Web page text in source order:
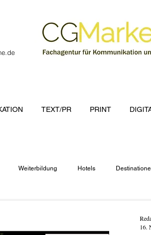
Weiterbildung Hotels
16.
TEXT/PR PRINT